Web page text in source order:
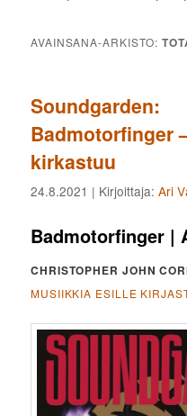
AVAINSANA-ARKISTO:
Soundgarden:
Badmotorfinger
kirkastuu
24.8.2021 | Kirjoittaja:Ari
Badmotorfinger |
CHRISTOPHER JOHN
MUSIIKKIA ESILLE